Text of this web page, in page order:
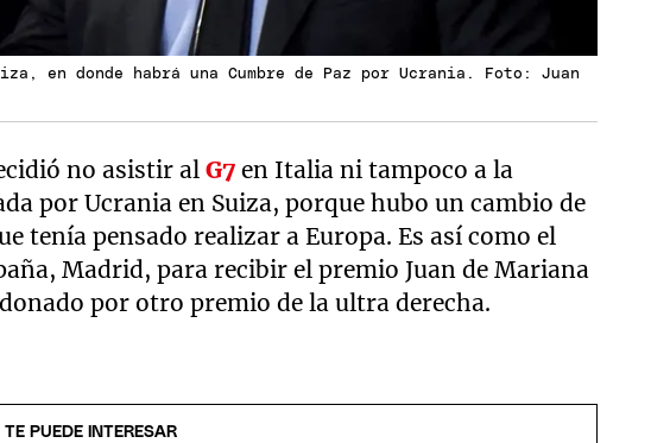
en donde habrá una Cumbre de Paz por Ucrania. Foto: Juan
no asistir alG7 en Italia ni tampoco a la
por Ucrania en Suiza, porque hubo un cambio de
tenía pensado realizar a Europa. Es así como el
Madrid, para recibir el premio Juan de Mariana
por otro premio de la ultra derecha.
TE PUEDE INTERESAR